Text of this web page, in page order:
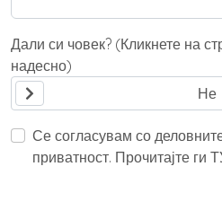
Дали си човек? (Кликнете на
надесно)
Се согласувам со
приватност. Прочитајте ги